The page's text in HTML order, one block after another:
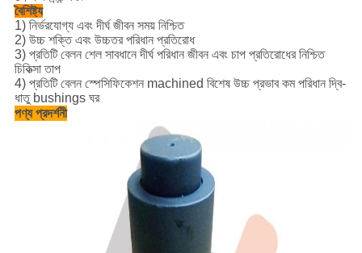
বৈশিষ্ট্য
1) নির্ভরযোগ্য এবং দীর্ঘ জীবন সময় নিশ্চিত
2) উচ্চ শক্তি এবং উচ্চতর পরিধান প্রতিরোধ
3) প্রতিটি বেলন শেল সাবধানে দীর্ঘ পরিধান জীবন এবং চাপ প্রতিরোধের নিশ্চিত
চিকিত্সা তাপ
4) প্রতিটি বেলন স্পেসিফিকেশন machined বিশেষ উচ্চ প্রভাব কম পরিধান দ্বি-
ধাতু bushings ঘর
পণ্য প্রদর্শনী